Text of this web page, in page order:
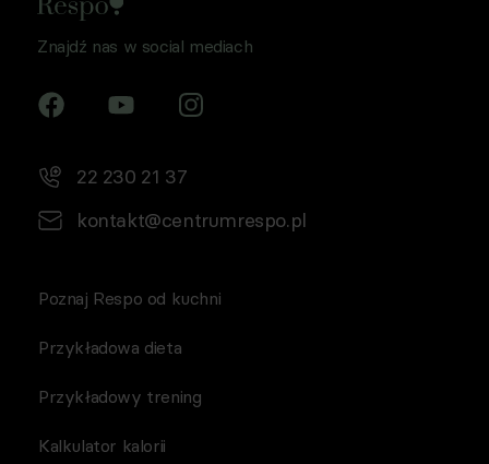
Znajdź nas w social mediach
22 230 21 37
kontakt@centrumrespo.pl
Poznaj Respo od kuchni
Przykładowa dieta
Przykładowy trening
Kalkulator kalorii